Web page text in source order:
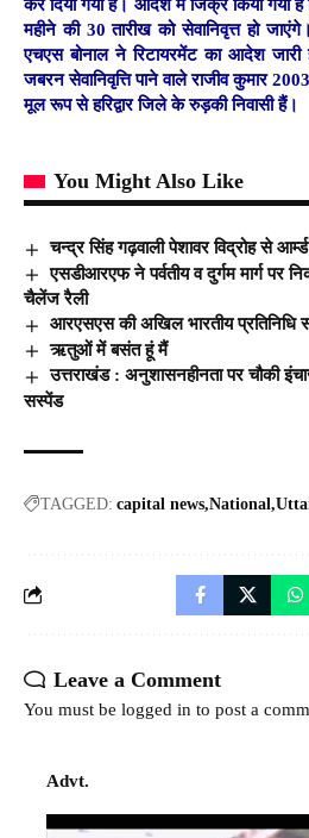
कर दिया गया है। आदेश में जिक्र किया गया
महीने की 30 तारीख को सेवानिवृत्त हो
एचएस बोनाल ने रिटायरमेंट का आदेश जारी
जबरन सेवानिवृत्ति पाने वाले राजीव कुमार
मूल रूप से हरिद्वार जिले के रुड़की निवासी हैं।
You Might Also Like
चन्द्र सिंह गढ़वाली पेशावर विद्रोह से
एसडीआरएफ ने पर्वतीय व दुर्गम मार्ग पर
चैलेंज रैली
आरएसएस की अखिल भारतीय प्रतिनिधि
ऋतुओं में बसंत हूं मैं
उत्तराखंड : अनुशासनहीनता पर चौकी
सस्पेंड
TAGGED: capital news National
Leave a Comment
You must be logged in to post a
Advt.
Video